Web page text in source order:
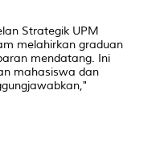
Strategik UPM
melahirkan graduan
mendatang. Ini
mahasiswa dan